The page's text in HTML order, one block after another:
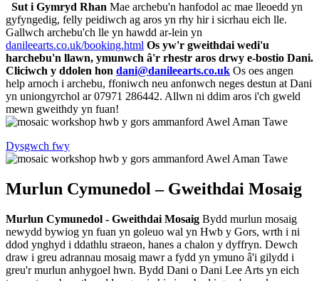
Sut i Gymryd Rhan Mae archebu'n hanfodol ac mae lleoedd yn
gyfyngedig, felly peidiwch ag aros yn rhy hir i sicrhau eich lle.
Gallwch archebu'ch lle yn hawdd ar-lein yn
danileearts.co.uk/booking.html Os yw'r gweithdai wedi'u
harchebu'n llawn, ymunwch â'r rhestr aros drwy e-bostio Dani.
Cliciwch y ddolen hon dani@danileearts.co.uk Os oes angen
help arnoch i archebu, ffoniwch neu anfonwch neges destun at Dani
yn uniongyrchol ar 07971 286442. Allwn ni ddim aros i'ch gweld
mewn gweithdy yn fuan!
Dysgwch fwy
Murlun Cymunedol – Gweithdai Mosaig
Murlun Cymunedol - Gweithdai Mosaig Bydd murlun mosaig
newydd bywiog yn fuan yn goleuo wal yn Hwb y Gors, wrth i ni
ddod ynghyd i ddathlu straeon, hanes a chalon y dyffryn. Dewch
draw i greu adrannau mosaig mawr a fydd yn ymuno â'i gilydd i
greu'r murlun anhygoel hwn. Bydd Dani o Dani Lee Arts yn eich